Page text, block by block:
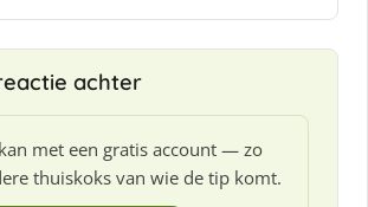
achter
met een gratis account — zo
thuiskoks van wie de tip komt.